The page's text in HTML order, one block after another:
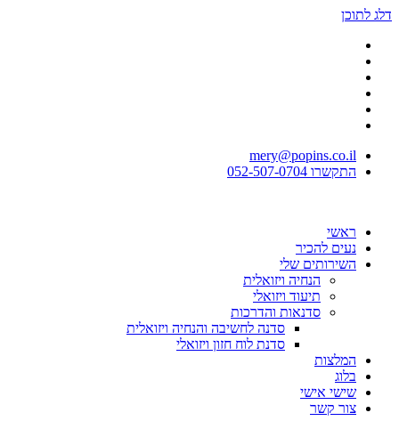
דלג לתוכן
mery@popins.co.il
התקשרו 052-507-0704
ראשי
נעים להכיר
השירותים שלי
הנחיה ויזואלית
תיעוד ויזואלי
סדנאות והדרכות
סדנה לחשיבה והנחיה ויזואלית
סדנת לוח חזון ויזואלי
המלצות
בלוג
שישי אישי
צור קשר